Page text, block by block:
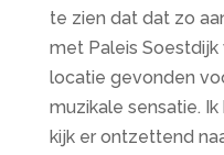
te zien dat dat zo
met Paleis
locatie gevonden
muzikale sensatie.
kijk er ontzettend